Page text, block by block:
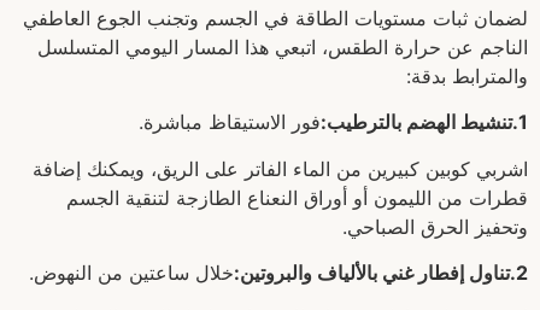
لضمان ثبات مستويات الطاقة في الجسم وتجنب الجوع العاطفي
الناجم عن حرارة الطقس، اتبعي هذا المسار اليومي المتسلسل
والمترابط بدقة:
‫1.تنشيط الهضم بالترطيب:
‏فور الاستيقاظ مباشرة.
اشربي كوبين كبيرين من الماء الفاتر على الريق، ويمكنك إضافة
قطرات من الليمون أو أوراق النعناع الطازجة لتنقية الجسم
وتحفيز الحرق الصباحي.
‫2.تناول إفطار غني بالألياف والبروتين:
‏خلال ساعتين من النهوض.